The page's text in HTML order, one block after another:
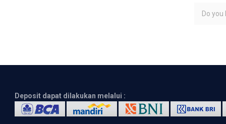
Do you
Deposit dapat dilakukan melalui :